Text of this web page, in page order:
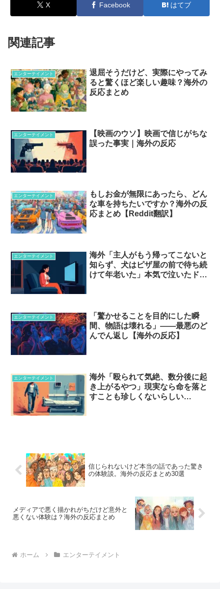
X Facebook はてブ
関連記事
エンターテイメント
退屈そうだけど、実際にやってみ
ると驚くほど楽しい趣味？海外の
反応まとめ
エンターテイメント
【映画のウソ】映画で信じがちな
誤った事実｜海外の反応
エンターテイメント
もしお金が無限にあったら、どん
な車を持ちたいですか？海外の反
応まとめ【Reddit翻訳】
エンターテイメント
海外「主人がもう帰ってこないと
知らず、犬はピザ屋の前で待ち続
けて年老いた」本気で泣いたドラ
エンターテイメント
「驚かせることを目的にした瞬
間、物語は壊れる」——最悪のど
んでん返し【海外の反応】
エンターテイメント
海外「殴られて気絶、数分後に起
き上がるやつ」現実なら命を落と
すことも珍しくないらしい…
信じられないけど本当の話であった驚き
の体験談。海外の反応まとめ30選
メディアで悪く描かれがちだけど意外と
悪くない体験は？海外の反応まとめ
ホーム エンターテイメント